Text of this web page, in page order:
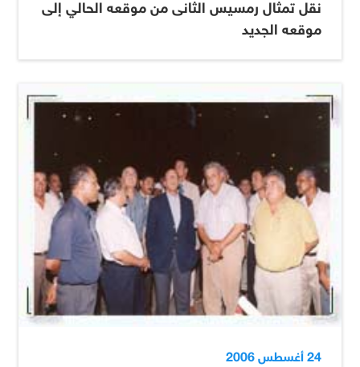
نقل تمثال رمسيس الثانى من موقعه الحالي إلى
موقعه الجديد
24 أغسطس 2006